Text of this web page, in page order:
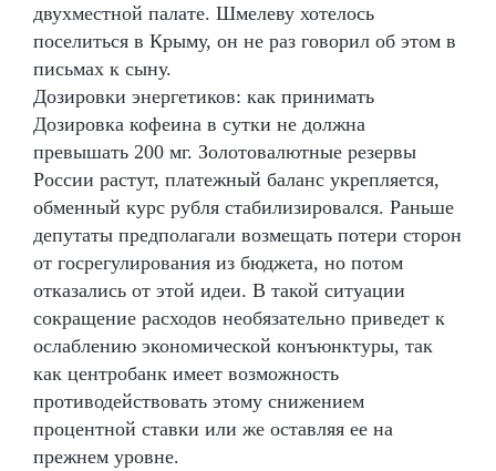
двухместной палате. Шмелеву хотелось
поселиться в Крыму, он не раз говорил об этом в
письмах к сыну.
Дозировки энергетиков: как принимать
Дозировка кофеина в сутки не должна
превышать 200 мг. Золотовалютные резервы
России растут, платежный баланс укрепляется,
обменный курс рубля стабилизировался. Раньше
депутаты предполагали возмещать потери сторон
от госрегулирования из бюджета, но потом
отказались от этой идеи. В такой ситуации
сокращение расходов необязательно приведет к
ослаблению экономической конъюнктуры, так
как центробанк имеет возможность
противодействовать этому снижением
процентной ставки или же оставляя ее на
прежнем уровне.